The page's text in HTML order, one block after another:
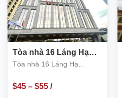
Tòa nhà 16 Láng Hạ
Diamond Park Plaza
Tòa nhà 16 Láng Hạ
$45– $55/